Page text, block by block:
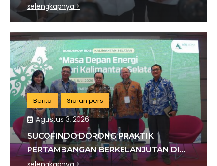
SINERGI DENGAN KSP DAN DANANTARA
selengkapnya >
Berita Siaran pers
Agustus 3, 2026
SUCOFINDO DORONG PRAKTIK
PERTAMBANGAN BERKELANJUTAN DI
SEKTOR BATU BARA